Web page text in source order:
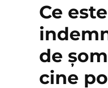
Ce este
de
cine